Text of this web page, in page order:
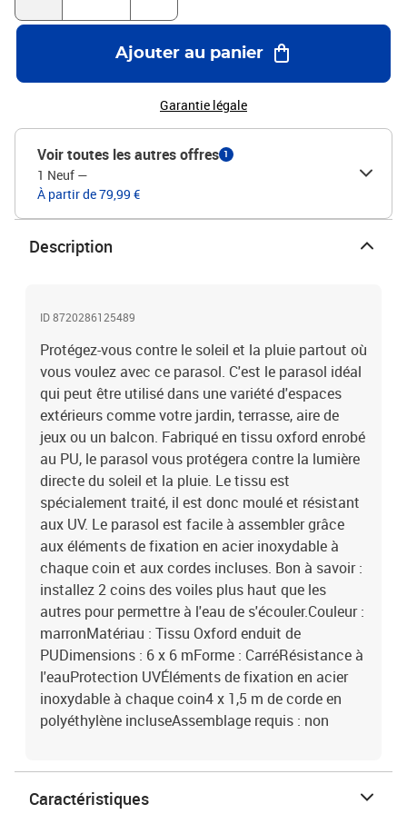
Ajouter au panier
Garantie légale
Voir toutes les autres offres 1
1 Neuf —
À partir de 79,99 €
Description
ID 8720286125489
Protégez-vous contre le soleil et la pluie partout où
vous voulez avec ce parasol. C'est le parasol idéal
qui peut être utilisé dans une variété d'espaces
extérieurs comme votre jardin, terrasse, aire de
jeux ou un balcon. Fabriqué en tissu oxford enrobé
au PU, le parasol vous protégera contre la lumière
directe du soleil et la pluie. Le tissu est
spécialement traité, il est donc moulé et résistant
aux UV. Le parasol est facile à assembler grâce
aux éléments de fixation en acier inoxydable à
chaque coin et aux cordes incluses. Bon à savoir :
installez 2 coins des voiles plus haut que les
autres pour permettre à l'eau de s'écouler.Couleur :
marronMatériau : Tissu Oxford enduit de
PUDimensions : 6 x 6 mForme : CarréRésistance à
l'eauProtection UVÉléments de fixation en acier
inoxydable à chaque coin4 x 1,5 m de corde en
polyéthylène incluseAssemblage requis : non
Caractéristiques